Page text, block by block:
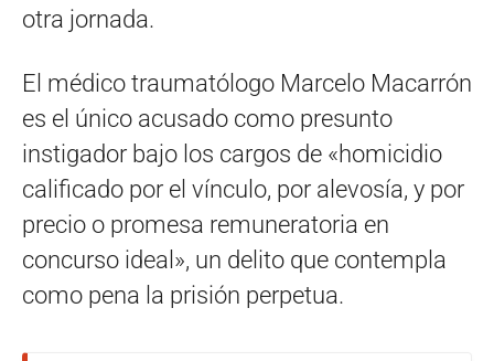
otra jornada.
El médico traumatólogo Marcelo Macarrón
es el único acusado como presunto
instigador bajo los cargos de «homicidio
calificado por el vínculo, por alevosía, y por
precio o promesa remuneratoria en
concurso ideal», un delito que contempla
como pena la prisión perpetua.